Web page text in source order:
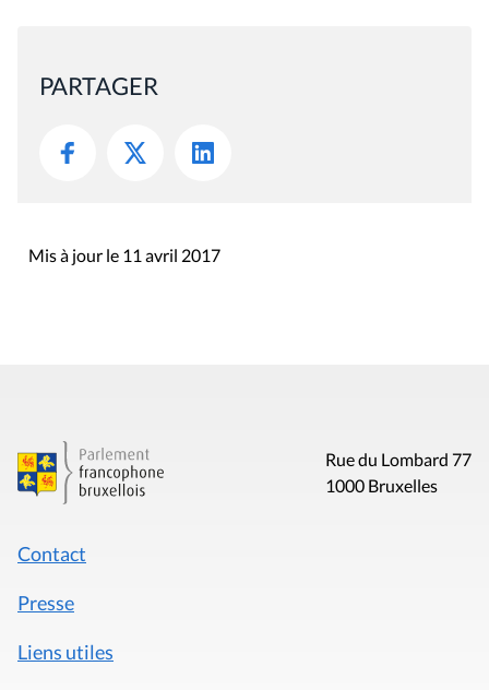
PARTAGER
Mis à jour le 11 avril 2017
Rue du Lombard 77
1000 Bruxelles
Contact
Presse
Liens utiles